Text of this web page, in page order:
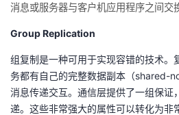
消息或服务器与客户机应用程序之间交
Group Replication
组复制是一种可用于实现容错的技术。
务都有自己的完整数据副本（shared-
消息传递交互。通信层提供了一组保证
递。这些非常强大的属性可以转化为非